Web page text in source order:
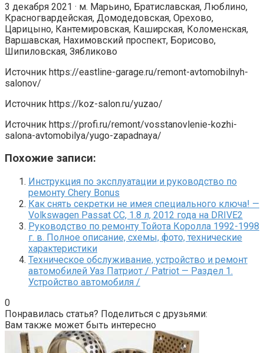
3 декабря 2021 · м. Марьино, Братиславская, Люблино,
Красногвардейская, Домодедовская, Орехово,
Царицыно, Кантемировская, Каширская, Коломенская,
Варшавская, Нахимовский проспект, Борисово,
Шипиловская, Зябликово
Источник https://eastline-garage.ru/remont-avtomobilnyh-
salonov/
Источник https://koz-salon.ru/yuzao/
Источник https://profi.ru/remont/vosstanovlenie-kozhi-
salona-avtomobilya/yugo-zapadnaya/
Похожие записи:
Инструкция по эксплуатации и руководство по
ремонту Chery Bonus
Как снять секретки не имея специального ключа! —
Volkswagen Passat CC, 1.8 л, 2012 года на DRIVE2
Руководство по ремонту Тойота Королла 1992-1998
г. в. Полное описание, схемы, фото, технические
характеристики
Техническое обслуживание, устройство и ремонт
автомобилей Уаз Патриот / Patriot — Раздел 1.
Устройство автомобиля /
0
Понравилась статья? Поделиться с друзьями:
Вам также может быть интересно